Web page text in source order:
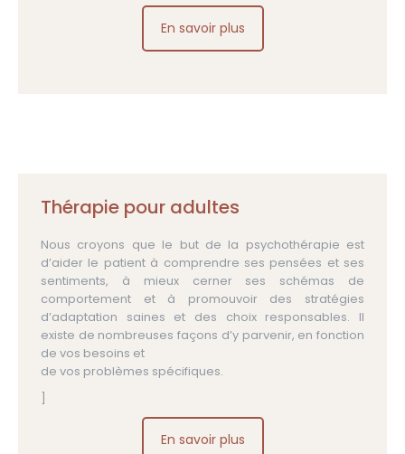
En savoir plus
Thérapie pour adultes
Nous croyons que le but de la psychothérapie est
d’aider le patient à comprendre ses pensées et ses
sentiments, à mieux cerner ses schémas de
comportement et à promouvoir des stratégies
d’adaptation saines et des choix responsables. Il
existe de nombreuses façons d’y parvenir, en fonction
de vos besoins et
de vos problèmes spécifiques.
]
En savoir plus